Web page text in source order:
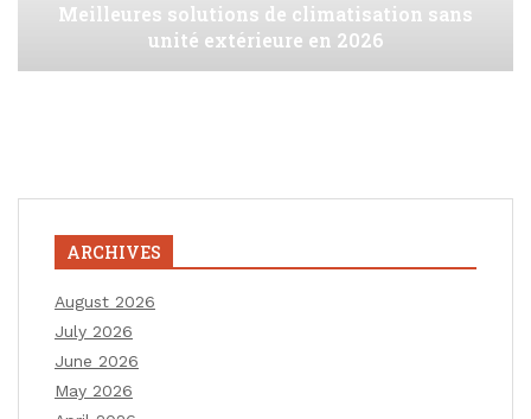
Meilleures solutions de climatisation sans
unité extérieure en 2026
ARCHIVES
August 2026
July 2026
June 2026
May 2026